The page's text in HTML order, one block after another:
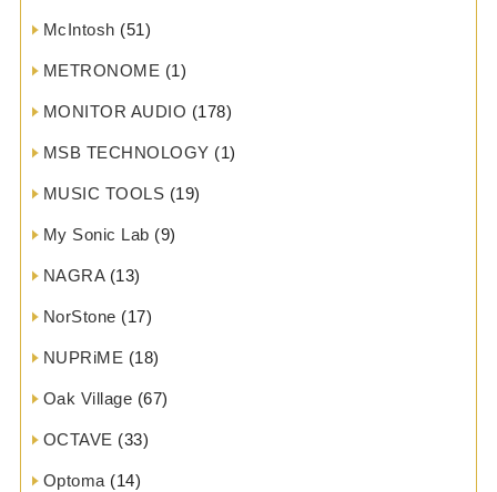
McIntosh (51)
METRONOME (1)
MONITOR AUDIO (178)
MSB TECHNOLOGY (1)
MUSIC TOOLS (19)
My Sonic Lab (9)
NAGRA(13)
NorStone (17)
NUPRiME (18)
Oak Village (67)
OCTAVE (33)
Optoma(14)